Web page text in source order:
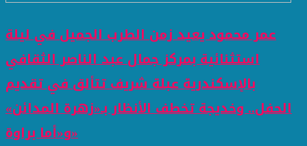
عمر محمود يعيد زمن الطرب الجميل في ليلة
استثنائية بمركز جمال عبد الناصر الثقافي
بالإسكندرية عبلة شريف تتألق في تقديم
الحفل.. وخديجة تخطف الأنظار بـ«زهرة المدائن»
و«أما براوة»